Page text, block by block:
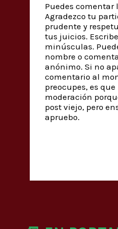
Puedes comentar
Agradezco tu
prudente y
tus juicios.
minúsculas.
nombre o
anónimo. Si no
comentario al
preocupes, es
moderación
post viejo, pero
apruebo.